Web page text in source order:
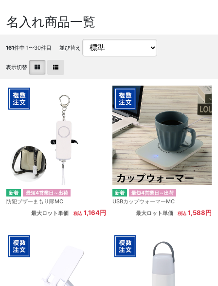
名入れ商品一覧
161件中 1〜30件目 並び替え
表示切替
最短4営業日～出荷
防犯ブザーまもり隊MC
最大ロット単価
1,164円
最短4営業日～出荷
USBカップウォーマーMC
最大ロット単価
1,588円